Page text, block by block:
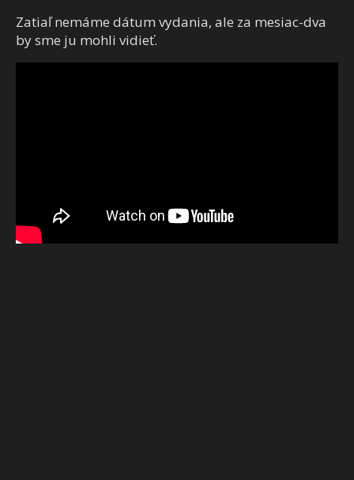
Zatiaľ nemáme dátum vydania, ale za mesiac-dva
by sme ju mohli vidieť.